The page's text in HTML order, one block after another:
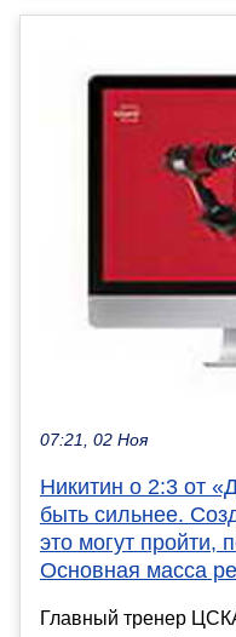
07:21, 02 Ноя
Никитин о 2:3 от
быть сильнее.
это могут пройти,
Основная масса
Главный тренер